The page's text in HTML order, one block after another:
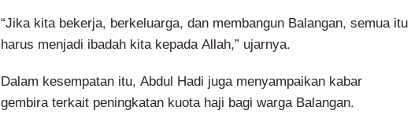
“Jika kita bekerja, berkeluarga, dan membangun Balangan, semua itu
harus menjadi ibadah kita kepada Allah,” ujarnya.
Dalam kesempatan itu, Abdul Hadi juga menyampaikan kabar
gembira terkait peningkatan kuota haji bagi warga Balangan.